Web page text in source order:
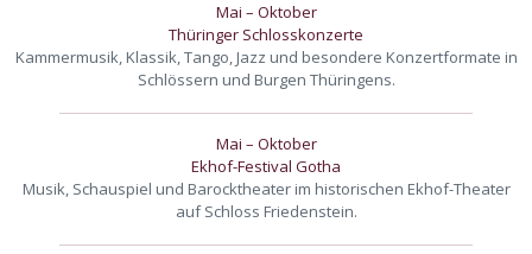
Mai – Oktober
Thüringer Schlosskonzerte
Kammermusik, Klassik, Tango, Jazz und besondere Konzertformate in
Schlössern und Burgen Thüringens.
Mai – Oktober
Ekhof-Festival Gotha
Musik, Schauspiel und Barocktheater im historischen Ekhof-Theater
auf Schloss Friedenstein.